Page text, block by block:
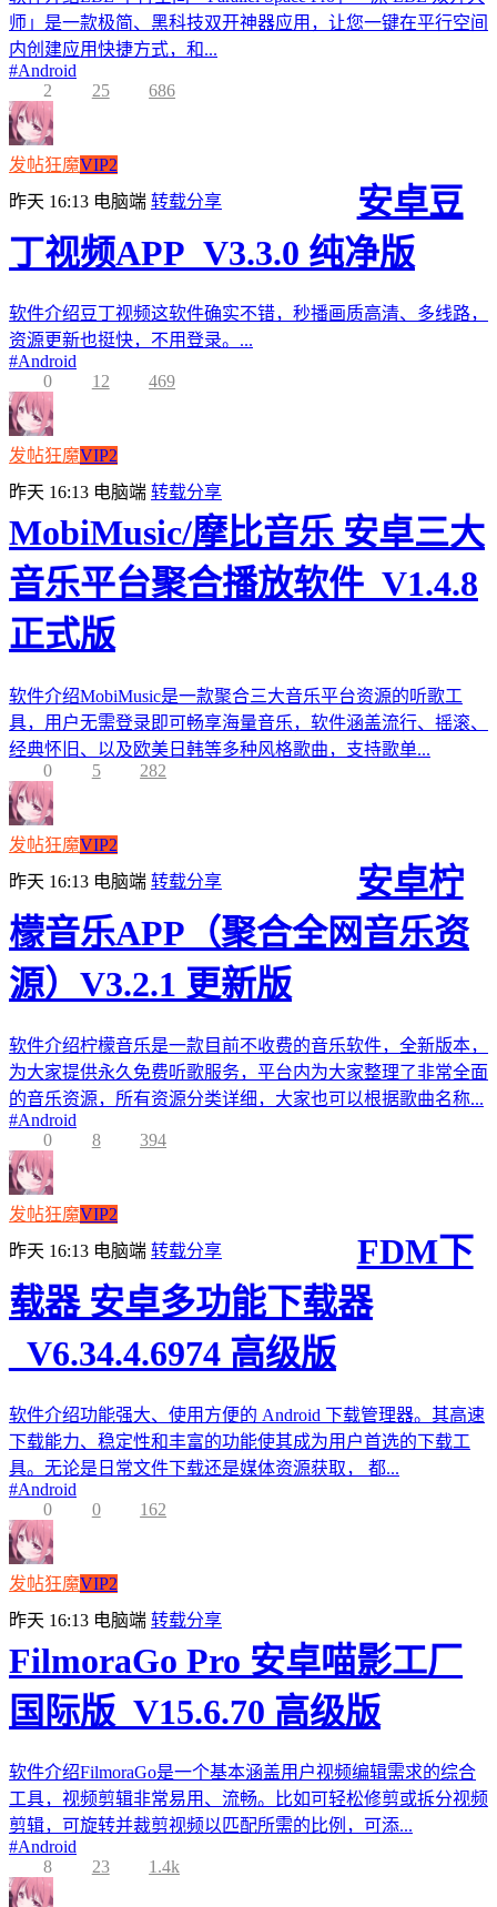
师」是一款极简、黑科技双开神器应用，让您一键在平行空间
内创建应用快捷方式，和...
#Android
2
25 686
发帖狂魔VIP2
昨天 16:13 电脑端 转载分享
安卓豆
丁视频APP_V3.3.0 纯净版
软件介绍豆丁视频这软件确实不错，秒播画质高清、多线路，
资源更新也挺快，不用登录。...
#Android
0
12 469
发帖狂魔VIP2
昨天 16:13 电脑端 转载分享
MobiMusic/摩比音乐 安卓三大
音乐平台聚合播放软件_V1.4.8
正式版
软件介绍MobiMusic是一款聚合三大音乐平台资源的听歌工
具，用户无需登录即可畅享海量音乐，软件涵盖流行、摇滚、
经典怀旧、以及欧美日韩等多种风格歌曲，支持歌单...
0
5 282
发帖狂魔VIP2
昨天 16:13 电脑端 转载分享
安卓柠
檬音乐APP（聚合全网音乐资
源）V3.2.1 更新版
软件介绍柠檬音乐是一款目前不收费的音乐软件，全新版本，
为大家提供永久免费听歌服务，平台内为大家整理了非常全面
的音乐资源，所有资源分类详细，大家也可以根据歌曲名称...
#Android
0
8 394
发帖狂魔VIP2
昨天 16:13 电脑端 转载分享
FDM下
载器 安卓多功能下载器
_V6.34.4.6974 高级版
软件介绍功能强大、使用方便的 Android 下载管理器。其高速
下载能力、稳定性和丰富的功能使其成为用户首选的下载工
具。无论是日常文件下载还是媒体资源获取， 都...
#Android
0
0 162
发帖狂魔VIP2
昨天 16:13 电脑端 转载分享
FilmoraGo Pro 安卓喵影工厂
国际版_V15.6.70 高级版
软件介绍FilmoraGo是一个基本涵盖用户视频编辑需求的综合
工具，视频剪辑非常易用、流畅。比如可轻松修剪或拆分视频
剪辑，可旋转并裁剪视频以匹配所需的比例，可添...
#Android
8
23 1.4k